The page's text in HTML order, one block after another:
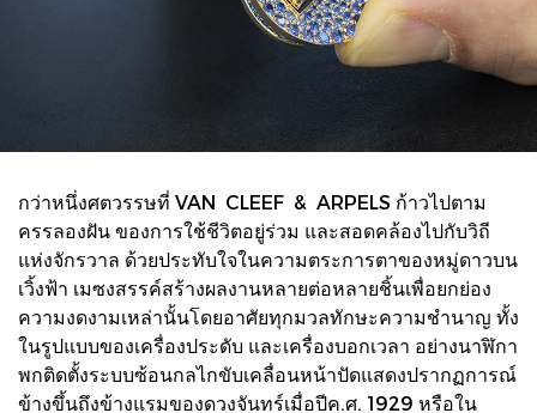
กว่าหนึ่งศตวรรษที่ VAN CLEEF & ARPELS ก้าวไปตาม
ครรลองฝัน ของการใช้ชีวิตอยู่ร่วม และสอดคล้องไปกับวิถี
แห่งจักรวาล ด้วยประทับใจในความตระการตาของหมู่ดาวบน
เวิ้งฟ้า เมซงสรรค์สร้างผลงานหลายต่อหลายชิ้นเพื่อยกย่อง
ความงดงามเหล่านั้นโดยอาศัยทุกมวลทักษะความชำนาญ ทั้ง
ในรูปแบบของเครื่องประดับ และเครื่องบอกเวลา อย่างนาฬิกา
พกติดตั้งระบบซ้อนกลไกขับเคลื่อนหน้าปัดแสดงปรากฏการณ์
ข้างขึ้นถึงข้างแรมของดวงจันทร์เมื่อปีค.ศ. 1929 หรือใน